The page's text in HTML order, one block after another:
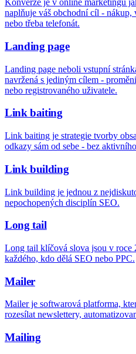
Konverze je v online marketingu
naplňuje váš obchodní cíl - nákup,
nebo třeba telefonát.
Landing page
Landing page neboli vstupní
navržená s jediným cílem -
nebo registrovaného uživatele.
Link baiting
Link baiting je strategie tvorby
odkazy sám od sebe - bez
Link building
Link building je jednou z
nepochopených disciplín SEO.
Long tail
Long tail klíčová slova jsou v roce
každého, kdo dělá SEO nebo PPC.
Mailer
Mailer je softwarová platforma,
rozesílat newslettery,
Mailing